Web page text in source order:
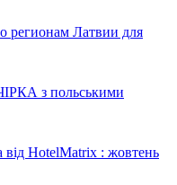
регионам Латвии для
з польськими
від HotelMatrix : жовтень